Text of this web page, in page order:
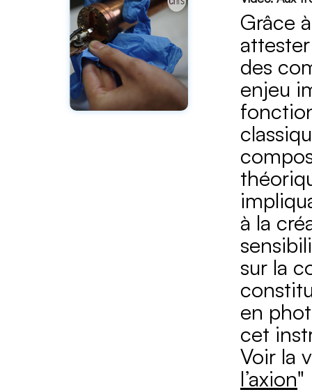
Grâce
des
enjeu
à la
sur la
en
cet
Voir la
l’axion"